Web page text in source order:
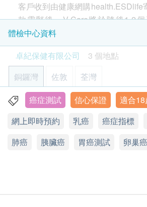
子宮頸超薄細胞檢查 (液基)
子宮頸超薄細胞檢查（液基細胞學）
和癌前病變的檢查方法。它與傳統的子
41% off
HK$410.0
人類乳突病毒 - 只限有性經驗女性
檢查有否感染HPV病毒，評估造成病
40% off
450.0
適合所有18歲以上女士。子宮頸癌
為香港女性十大癌症，隨著年齡的
進行婦科檢查，了解身體健康狀況
治療。
無神經元特異性烯醇 (肺癌)
是一種肺癌血清腫瘤標記，患有肺
客戶收到由健康網購health.ESDlife
款電郵後，V-Care將於隨後1-2
內，致電客戶預約身體檢查的時間
致電查詢或在訂單確認後1個工作
(電話：2785 7011)。
年齡
身體檢查計劃只適用於18歲或以上之
有效期
本身體檢查計劃有效期為6個月，客
(由確認付款日期起計)接受有關檢查
體檢中心資料
卓紀保健有限公司
3 個地點
銅鑼灣
佐敦 荃灣
香港銅鑼灣百德新街2-20號恆隆中心23
顯示地圖
V-Care健康中心
癌症測試 信心保證
適合
網上即時預約
乳癌 癌症指標
肺癌
胰臟癌 胃癌測試 卵巢癌